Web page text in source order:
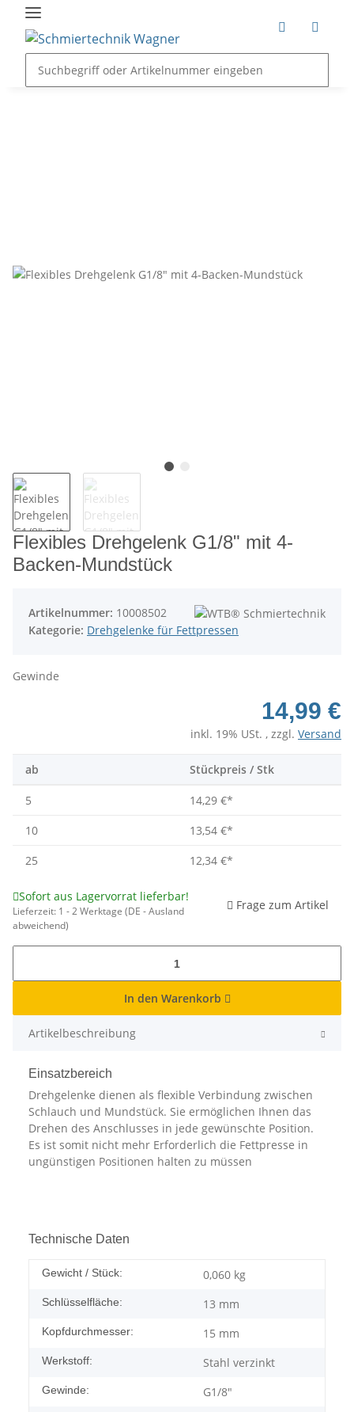
Flexibles Drehgelenk G1/8" mit 4-
Backen-Mundstück
Artikelnummer: 10008502
Kategorie: Drehgelenke für Fettpressen
Gewinde
14,99 €
inkl. 19% USt. , zzgl. Versand
ab Stückpreis / Stk
5 14,29 €*
10
13,54 €*
25
12,34 €*
Sofort aus Lagervorrat lieferbar!
Lieferzeit: 1 - 2 Werktage (DE - Ausland
abweichend)
Frage zum Artikel
In den Warenkorb
Artikelbeschreibung
Einsatzbereich
Drehgelenke dienen als flexible Verbindung zwischen
Schlauch und Mundstück. Sie ermöglichen Ihnen das
Drehen des Anschlusses in jede gewünschte Position.
Es ist somit nicht mehr Erforderlich die Fettpresse in
ungünstigen Positionen halten zu müssen
Technische Daten
Gewicht / Stück: 0,060 kg
Schlüsselfläche: 13 mm
Kopfdurchmesser: 15 mm
Werkstoff: Stahl verzinkt
Gewinde: G1/8"